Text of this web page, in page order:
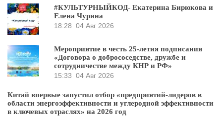
#КУЛЬТУРНЫЙКОД- Екатерина Бирюкова и
Елена Чурина
18:28 04 Авг 2026
Мероприятие в честь 25-летия подписания
«Договора о добрососедстве, дружбе и
сотрудничестве между КНР и РФ»
15:33 04 Авг 2026
Китай впервые запустил отбор «предприятий-лидеров в
области энергоэффективности и углеродной эффективности
в ключевых отраслях» на 2026 год